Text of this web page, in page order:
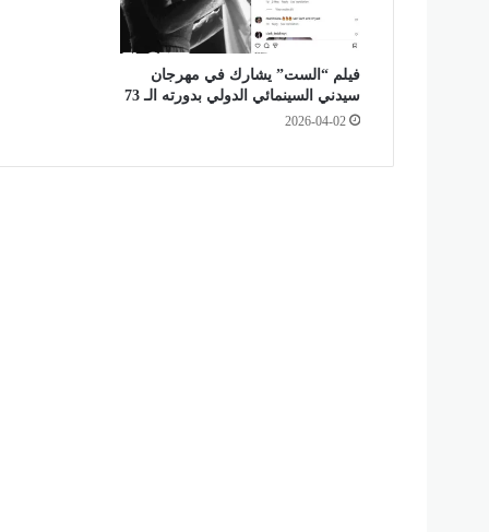
م
ن
ش
أ
ي
فيلم “الست” يشارك في مهرجان
سيدني السينمائي الدولي بدورته الـ 73
2026-04-02